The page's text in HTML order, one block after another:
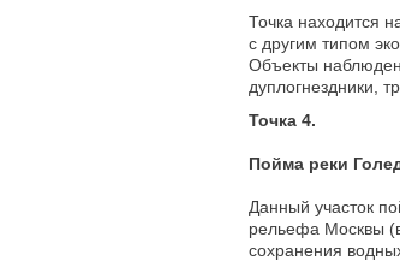
Точка находится
с другим типом
Объекты
дуплогнездники,
Точка 4.
Пойма реки
Данный участок
рельефа Москвы
сохранения